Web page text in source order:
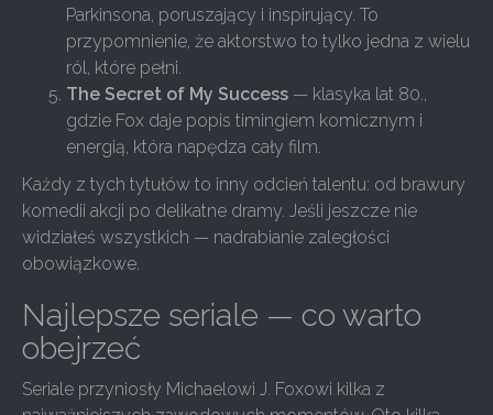
Parkinsona, poruszający i inspirujący. To
przypomnienie, że aktorstwo to tylko jedna z wielu
ról, które pełni.
The Secret of My Success — klasyka lat 80.,
gdzie Fox daje popis timingiem komicznym i
energią, która napędza cały film.
Każdy z tych tytułów to inny odcień talentu: od brawury
komedii akcji po delikatne dramy. Jeśli jeszcze nie
widziałeś wszystkich — nadrabianie zaległości
obowiązkowe.
Najlepsze seriale — co warto
obejrzeć
Seriale przyniosły Michaelowi J. Foxowi kilka z